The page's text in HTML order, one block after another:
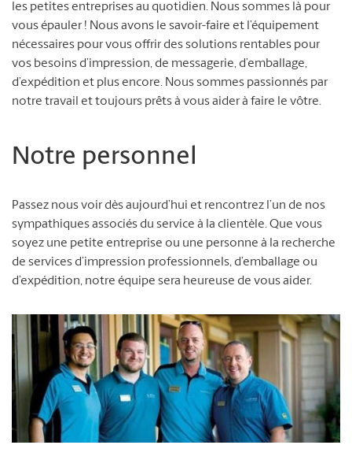
les petites entreprises au quotidien. Nous sommes là pour
vous épauler ! Nous avons le savoir-faire et l’équipement
nécessaires pour vous offrir des solutions rentables pour
vos besoins d’impression, de messagerie, d’emballage,
d’expédition et plus encore. Nous sommes passionnés par
notre travail et toujours prêts à vous aider à faire le vôtre.
Notre personnel
Passez nous voir dès aujourd’hui et rencontrez l’un de nos
sympathiques associés du service à la clientèle. Que vous
soyez une petite entreprise ou une personne à la recherche
de services d’impression professionnels, d’emballage ou
d’expédition, notre équipe sera heureuse de vous aider.